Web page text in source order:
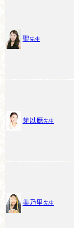
聖先生
芽以應先生
美乃里先生